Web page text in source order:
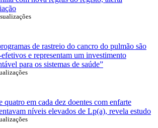
de rastreio do cancro do pulmão são
e representam um investimento
para os sistemas de saúde”
quatro em cada dez doentes com enfarte
níveis elevados de Lp(a), revela estudo